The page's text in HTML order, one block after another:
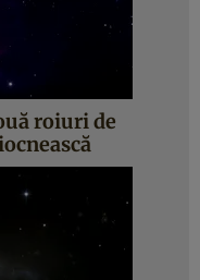
roiuri de